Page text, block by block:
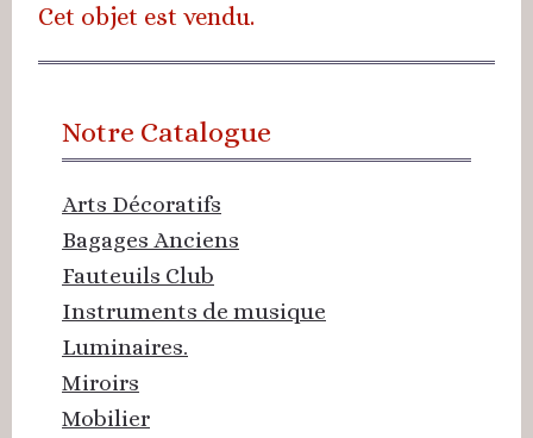
Cet objet est vendu.
Notre Catalogue
Arts Décoratifs
Bagages Anciens
Fauteuils Club
Instruments de musique
Luminaires.
Miroirs
Mobilier